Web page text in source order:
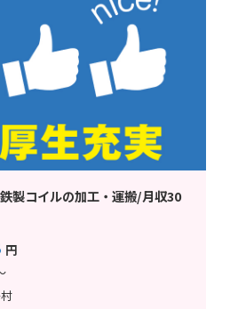
製コイルの加工・運搬/月収30
円